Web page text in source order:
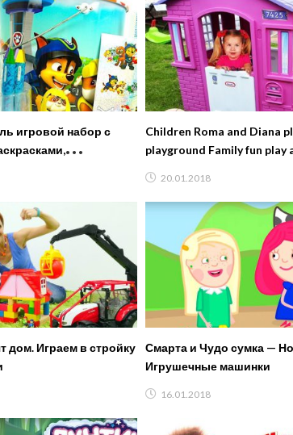
игровой набор с
Children Roma and Diana
playground Family fun play
20.01.2018
дом. Играем в стройку
Смарта и Чудо сумка —
Игрушечные машинки
16.01.2018